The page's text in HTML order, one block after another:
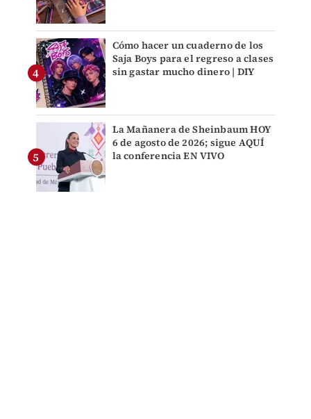
Cómo hacer un cuaderno de los
Saja Boys para el regreso a clases
sin gastar mucho dinero | DIY
La Mañanera de Sheinbaum HOY
6 de agosto de 2026; sigue AQUÍ
la conferencia EN VIVO